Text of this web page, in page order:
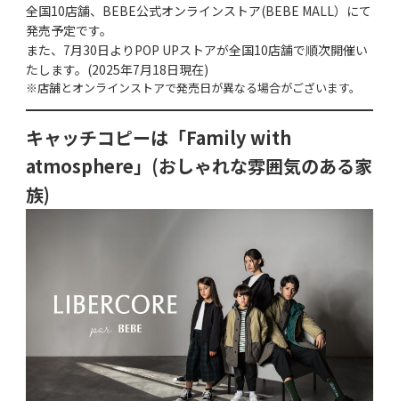
全国10店舗、BEBE公式オンラインストア(BEBE MALL）にて
発売予定です。
また、7月30日よりPOP UPストアが全国10店舗で順次開催い
たします。(2025年7月18日現在)
※店舗とオンラインストアで発売日が異なる場合がございます。
キャッチコピーは「Family with
atmosphere」(おしゃれな雰囲気のある家
族)